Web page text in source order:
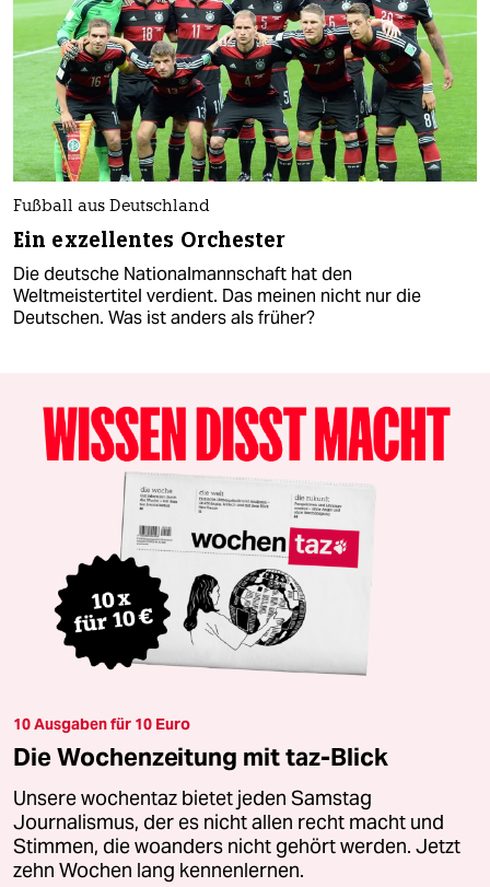
Fußball aus Deutschland
Ein exzellentes Orchester
Die deutsche Nationalmannschaft hat den
Weltmeistertitel verdient. Das meinen nicht nur die
Deutschen. Was ist anders als früher?
10 Ausgaben für 10 Euro
Die Wochenzeitung mit taz-Blick
Unsere wochentaz bietet jeden Samstag
Journalismus, der es nicht allen recht macht und
Stimmen, die woanders nicht gehört werden. Jetzt
zehn Wochen lang kennenlernen.